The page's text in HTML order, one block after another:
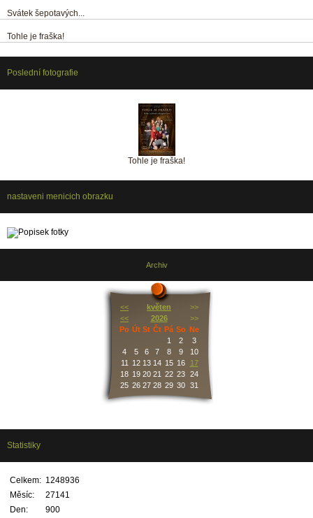
Svátek šepotavých...
Tohle je fraška!
Poslední fotografie
Tohle je fraška!
nastaveni menicich obrazku
Archiv
<< květen
>>
<<
2026
>>
Po Út St Čt Pá So Ne
1
2
3
4
5 6 7 8 9
10
11
12 13 14 15 16
17
18 19 20 21 22 23 24
25 26 27 28 29 30 31
Statistiky
Celkem: 1248936
Měsíc:
27141
Den:
900